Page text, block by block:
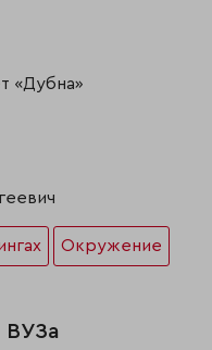
«Дубна»
Окружение
ВУЗа